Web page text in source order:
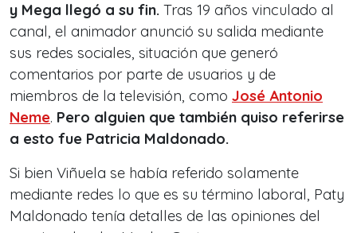
y Mega llegó a su fin. Tras 19 años vinculado al
canal, el animador anunció su salida mediante
sus redes sociales, situación que generó
comentarios por parte de usuarios y de
miembros de la televisión, como José Antonio
Neme. Pero alguien que también quiso referirse
a esto fue Patricia Maldonado.
Si bien Viñuela se había referido solamente
mediante redes lo que es su término laboral, Paty
Maldonado tenía detalles de las opiniones del